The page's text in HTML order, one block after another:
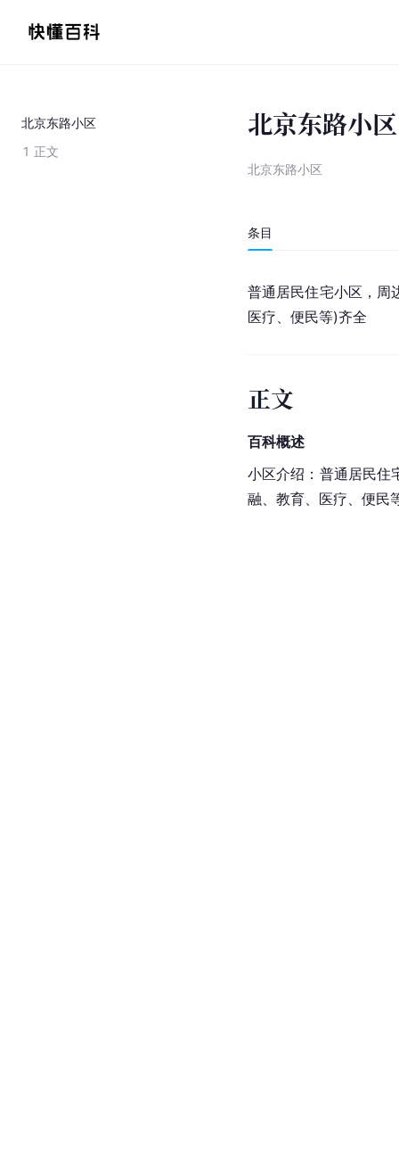
北京东路小区
1 正文
北京东路小区
北京东路小区
条目
普通居民住宅小区，周
医疗、便民等)齐全
正文
百科概述
小区介绍：普通居民住
融、教育、医疗、便民